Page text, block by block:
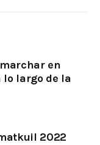
en
lo largo de la
2022